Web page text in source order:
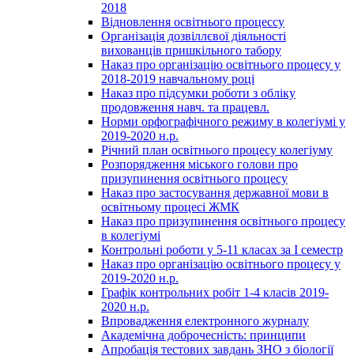
2018
Відновлення освітнього процессу
Організація дозвіллєвої діяльності
вихованців пришкільного табору
Наказ про організацію освітнього процесу у
2018-2019 навчальному році
Наказ про підсумки роботи з обліку
продовження навч. та працевл.
Норми орфографічного режиму в колегіумі у
2019-2020 н.р.
Річний план освітнього процесу колегіуму
Розпорядження міського голови про
призупинення освітнього процесу
Наказ про застосування державної мови в
освітньому процесі ЖМК
Наказ про призупинення освітнього процесу
в колегіумі
Контрольні роботи у 5-11 класах за І семестр
Наказ про організацію освітнього процесу у
2019-2020 н.р.
Графік контрольних робіт 1-4 класів 2019-
2020 н.р.
Впровадження електронного журналу
Академічна доброчесність: принципи
Апробація тестових завдань ЗНО з біології